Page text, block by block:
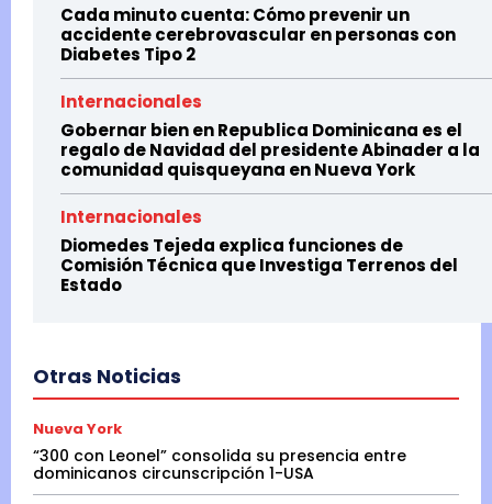
Cada minuto cuenta: Cómo prevenir un
accidente cerebrovascular en personas con
Diabetes Tipo 2
Internacionales
Gobernar bien en Republica Dominicana es el
regalo de Navidad del presidente Abinader a la
comunidad quisqueyana en Nueva York
Internacionales
Diomedes Tejeda explica funciones de
Comisión Técnica que Investiga Terrenos del
Estado
Otras Noticias
Nueva York
“300 con Leonel” consolida su presencia entre
dominicanos circunscripción 1-USA